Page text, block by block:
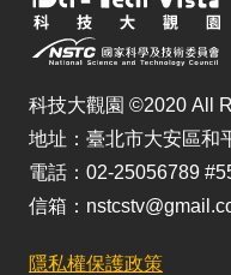
科技大觀園 ©2020 All
地址：臺北市大安區和
電話：02-25056789
信箱：
隱私權保護政策